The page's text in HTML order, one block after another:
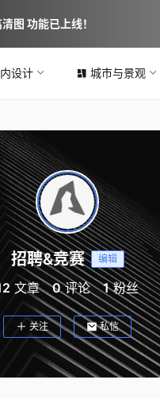
设计 城市与景观
招聘&竞赛 编辑
文章 0 评论 1 粉丝
关注 私信
图 功能已上线！